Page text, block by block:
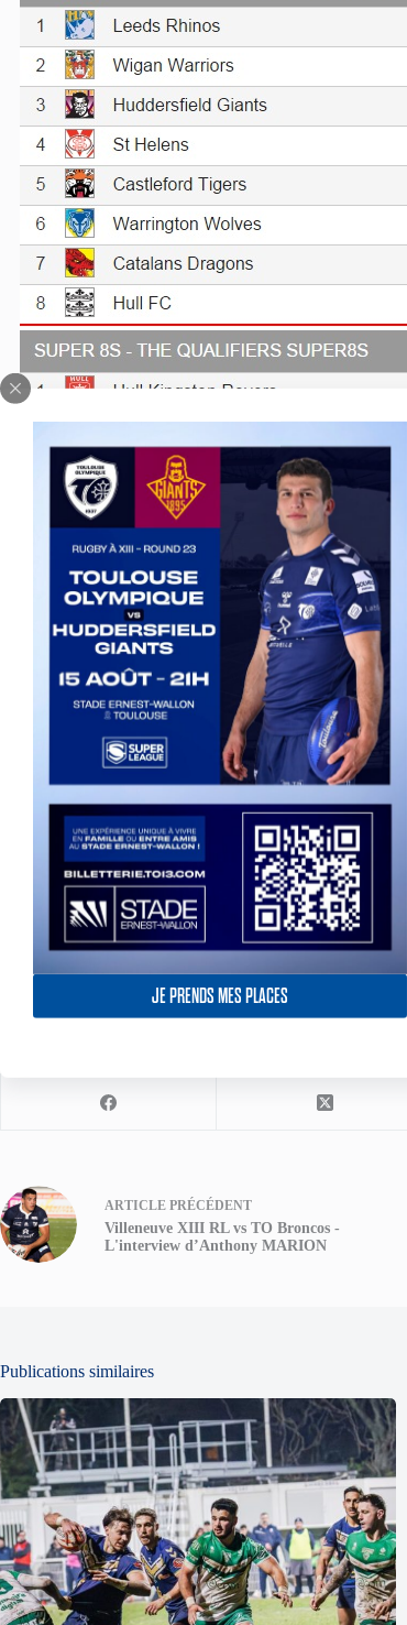
JE PRENDS MES PLACES
Demi-finales –
ARTICLE PRÉCÉDENT
Villeneuve XIII RL vs TO Broncos -
L'interview d’Anthony MARION
Publications similaires